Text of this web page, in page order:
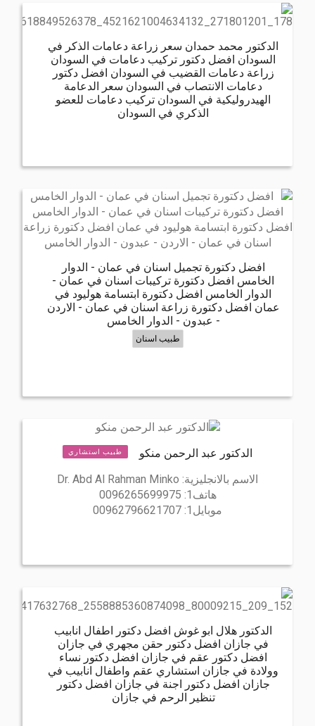
الدكتور محمد حمدان سعر زراعة دعامات الذكر في
السودان افضل دكتور تركيب دعامات في السودان
زراعة دعامات القضيب في السودان افضل دكتور
دعامات الانتصاب في السودان سعر الدعامة
الهيدروليكية في السودان تركيب دعامات للعضو
الذكري في السودان
افضل دكتورة تجميل اسنان في عمان - الدوار
الخامس افضل دكتورة تركيبات اسنان في عمان -
الدوار الخامس افضل دكتورة ابتسامة هوليود في
عمان افضل دكتورة زراعة اسنان في عمان - الاردن
- عبدون - الدوار الخامس
طبيب اسنان
الدكتور عبد الرحمن منكو طبيب استشاري
الاسم بالانجليزية: Dr. Abd Al Rahman Minko
هاتف1:
0096265699975
موبايل1:
00962796621707
الدكتور هلال ابو غوش افضل دكتور اطفال انابيب
في جازان افضل دكتور حقن مجهري في جازان
افضل دكتور عقم في جازان افضل دكتور نساء
وولادة في جازان استشاري عقم واطفال انابيب في
جازان افضل دكتور اجنة في جازان افضل دكتور
تنظير الرحم في جازان